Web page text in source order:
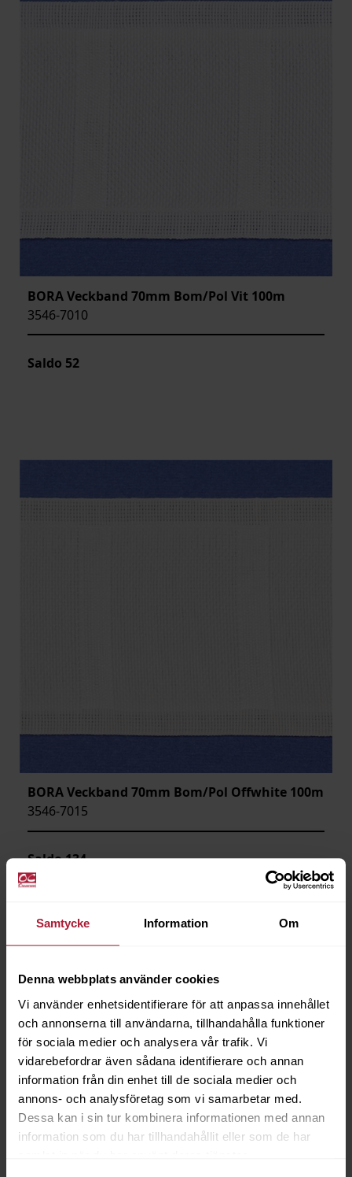
Samtycke Information Om
Denna webbplats använder cookies
Vi använder enhetsidentifierare för att anpassa innehållet
och annonserna till användarna, tillhandahålla funktioner
för sociala medier och analysera vår trafik. Vi
vidarebefordrar även sådana identifierare och annan
information från din enhet till de sociala medier och
annons- och analysföretag som vi samarbetar med.
Dessa kan i sin tur kombinera informationen med annan
information som du har tillhandahållit eller som de har
BORA Veckband 70mm Bom/Pol Vit 100m
3546-7010
Saldo 52
BORA Veckband 70mm Bom/Pol Offwhite 100m
3546-7015
Saldo134